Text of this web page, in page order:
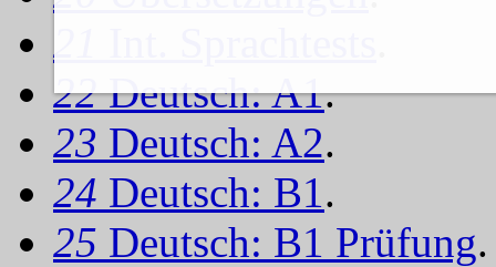
21
22Deutsch: A1.
23 Deutsch: A2.
24 Deutsch: B1.
25 Deutsch: B1 Prüfung.